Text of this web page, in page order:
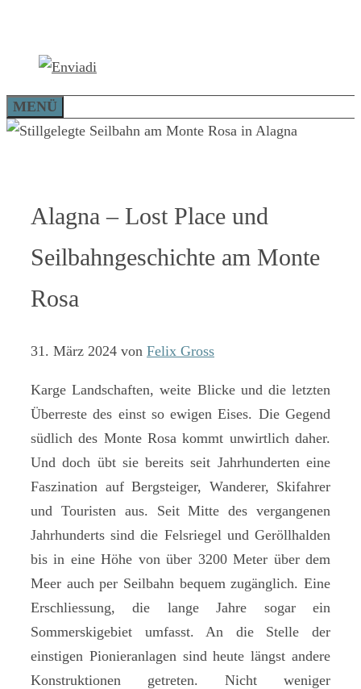
springen
MENÜ
Alagna – Lost Place und
Seilbahngeschichte am Monte
Rosa
31. März 2024 von Felix Gross
Karge Landschaften, weite Blicke und die letzten
Überreste des einst so ewigen Eises. Die Gegend
südlich des Monte Rosa kommt unwirtlich daher.
Und doch übt sie bereits seit Jahrhunderten eine
Faszination auf Bergsteiger, Wanderer, Skifahrer
und Touristen aus. Seit Mitte des vergangenen
Jahrhunderts sind die Felsriegel und Geröllhalden
bis in eine Höhe von über 3200 Meter über dem
Meer auch per Seilbahn bequem zugänglich. Eine
Erschliessung, die lange Jahre sogar ein
Sommerskigebiet umfasst. An die Stelle der
einstigen Pionieranlagen sind heute längst andere
Konstruktionen getreten. Nicht weniger